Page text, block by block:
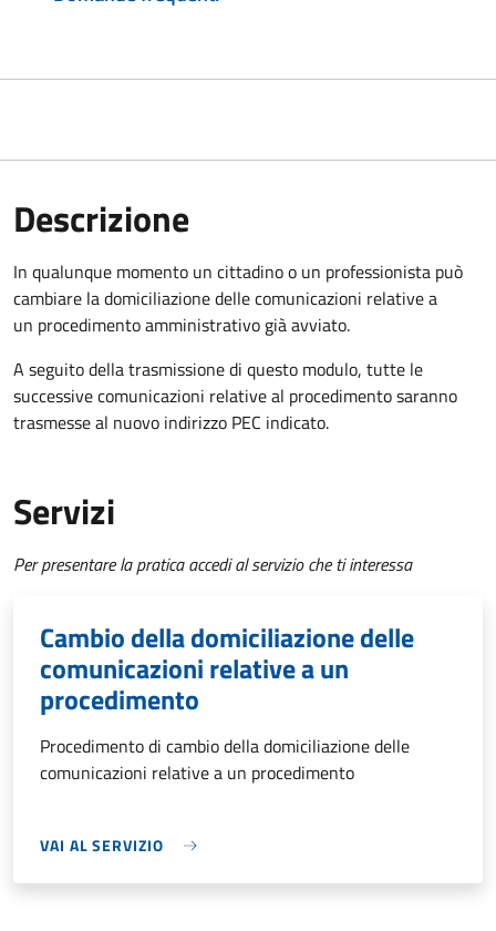
Descrizione
In qualunque momento un cittadino o un professionista può
cambiare la domiciliazione delle comunicazioni relative a
un procedimento amministrativo già avviato.
A seguito della trasmissione di questo modulo, tutte le
successive comunicazioni relative al procedimento saranno
trasmesse al nuovo indirizzo PEC indicato.
Servizi
Per presentare la pratica accedi al servizio che ti interessa
Cambio della domiciliazione delle
comunicazioni relative a un
procedimento
Procedimento di cambio della domiciliazione delle
comunicazioni relative a un procedimento
VAI AL SERVIZIO